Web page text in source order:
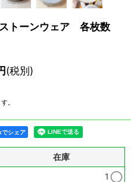
トーンウェア 各枚数
(税別)
。
シェア
在庫
1